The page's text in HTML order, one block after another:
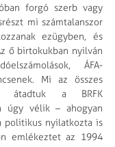
forgó szerb vagy
mi számtalanszor
ezügyben, és
ő birtokukban nyilván
ÁFA-
Mi az összes
átadtuk a BRFK
úgy vélik – ahogyan
politikus nyilatkozta is
emlékeztet az 1994